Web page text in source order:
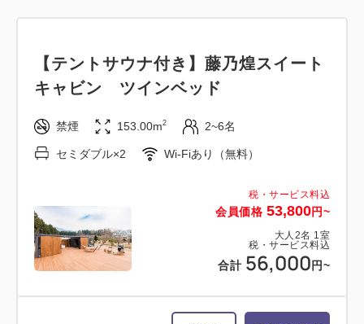
税・サービス料込
会員価格 53,800円~
大人 2名 1室
税・サービス料込
合計 56,000 円~
【テントサウナ付き】藤乃煌スイート
キャビン ツインベッド
禁煙 153.00m2 2~6名
セミダブル×2 Wi-Fiあり（無料）